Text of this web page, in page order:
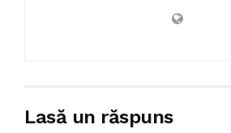
Lasă un răspuns